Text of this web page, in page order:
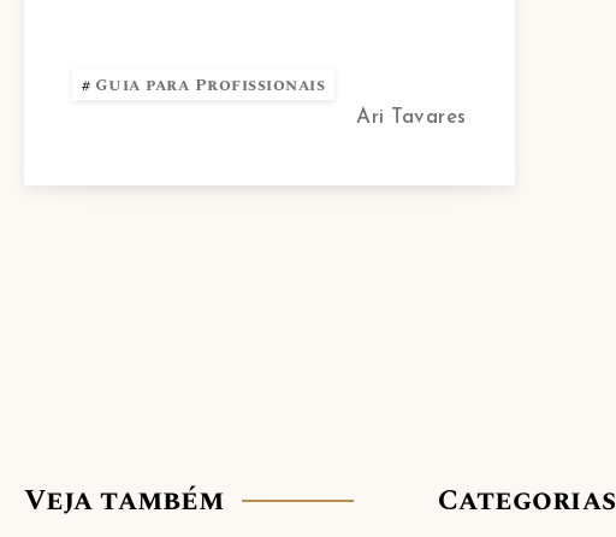
Guia para Profissionais
Ari Tavares
Veja também Categorias